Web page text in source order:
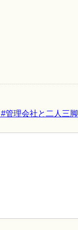
管理会社と二人三脚